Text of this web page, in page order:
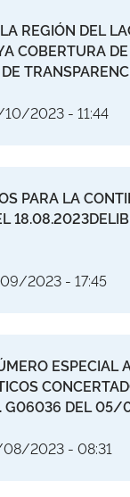
REGIÓN DEL
COBERTURA
2023 - 11:44
PARA LA
2023 - 17:45
ESPECIAL
G06036 DEL
2023 - 08:31